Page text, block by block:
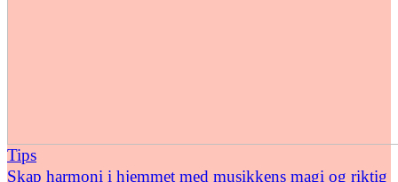
Tips
Skap harmoni i hjemmet med musikkens magi og riktig